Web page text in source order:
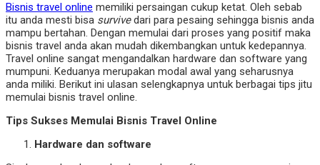
Bisnis travel online memiliki persaingan cukup ketat. Oleh sebab
itu anda mesti bisa survivedari para pesaing sehingga bisnis anda
mampu bertahan. Dengan memulai dari proses yang positif maka
bisnis travel anda akan mudah dikembangkan untuk kedepannya.
Travel online sangat mengandalkan hardware dan software yang
mumpuni. Keduanya merupakan modal awal yang seharusnya
anda miliki. Berikut ini ulasan selengkapnya untuk berbagai tips jitu
memulai bisnis travel online.
Tips Sukses Memulai Bisnis Travel Online
Hardware dan software